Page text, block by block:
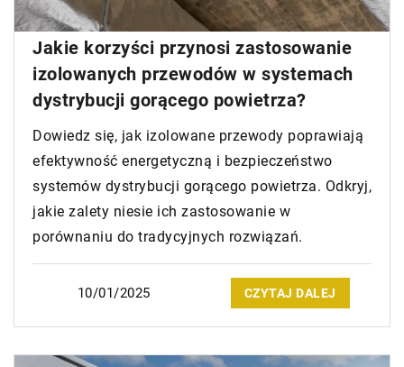
Jakie korzyści przynosi zastosowanie
izolowanych przewodów w systemach
dystrybucji gorącego powietrza?
Dowiedz się, jak izolowane przewody poprawiają
efektywność energetyczną i bezpieczeństwo
systemów dystrybucji gorącego powietrza. Odkryj,
jakie zalety niesie ich zastosowanie w
porównaniu do tradycyjnych rozwiązań.
10/01/2025 CZYTAJ DALEJ